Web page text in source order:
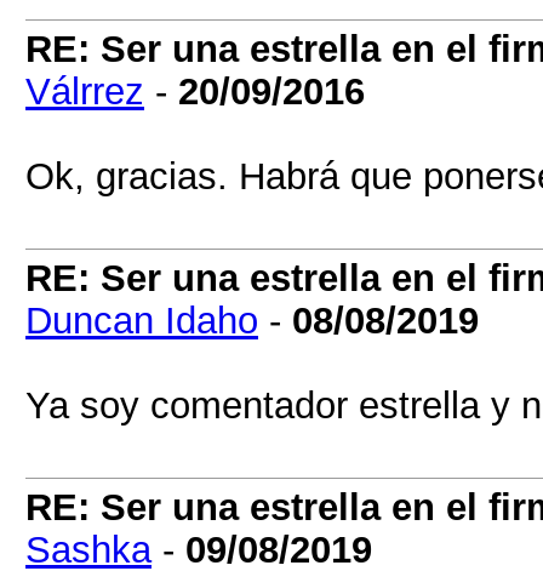
RE: Ser una estrella en el
Válrrez - 20/09/2016
Ok, gracias. Habrá que
RE: Ser una estrella en el
Duncan Idaho - 08/08/2019
Ya soy comentador estrella y
RE: Ser una estrella en el
Sashka- 09/08/2019